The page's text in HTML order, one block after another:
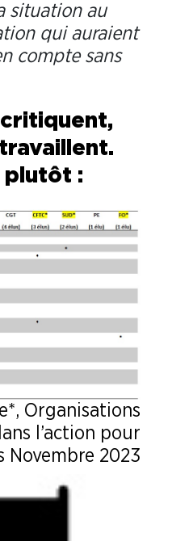
situation au
qui auraient
compte sans
plutôt :
Organisations
l’action pour
Novembre 2023